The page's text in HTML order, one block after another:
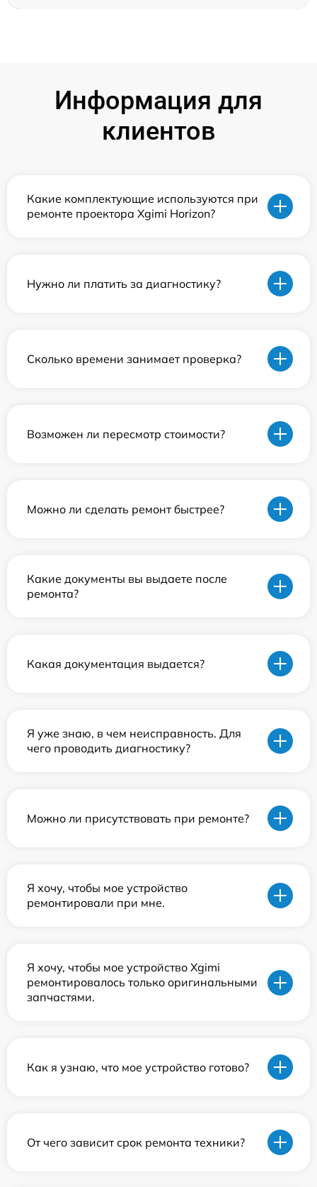
Информация для
клиентов
Какие комплектующие используются при
ремонте проектора Xgimi Horizon?
Нужно ли платить за диагностику?
Сколько времени занимает проверка?
Возможен ли пересмотр стоимости?
Можно ли сделать ремонт быстрее?
Какие документы вы выдаете после
ремонта?
Какая документация выдается?
Я уже знаю, в чем неисправность. Для
чего проводить диагностику?
Можно ли присутствовать при ремонте?
Я хочу, чтобы мое устройство
ремонтировали при мне.
Я хочу, чтобы мое устройство Xgimi
ремонтировалось только оригинальными
запчастями.
Как я узнаю, что мое устройство готово?
От чего зависит срок ремонта техники?